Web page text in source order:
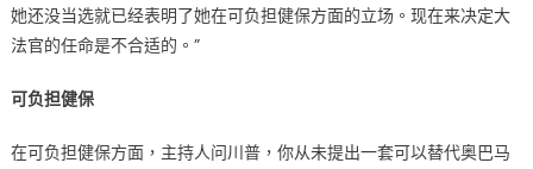
她还没当选就已经表明了她在可负担健保方面的立场。现在来决定大
法官的任命是不合适的。”
可负担健保
在可负担健保方面，主持人问川普，你从未提出一套可以替代奥巴马